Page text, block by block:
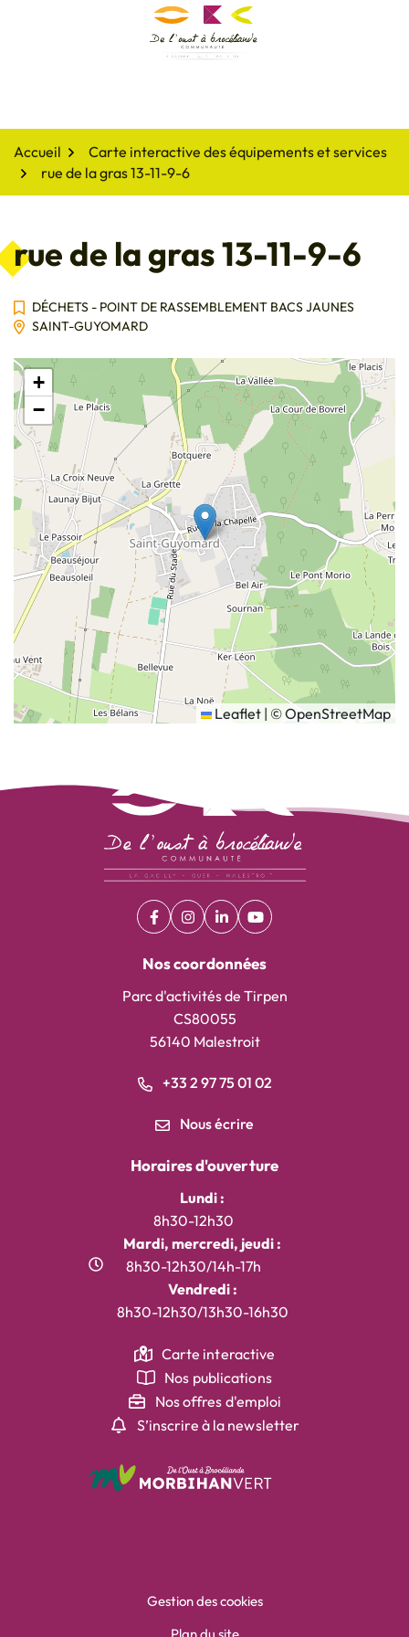
De l'oust à Brocéliande
Accueil
Carte interactive des équipements et services
rue de la gras 13-11-9-6
rue de la gras 13-11-9-6
DÉCHETS - POINT DE RASSEMBLEMENT BACS JAUNES
SAINT-GUYOMARD
+
−
Leaflet | ©OpenStreetMap
Facebook
(ouverture dans un nouvel onglet)
Instagram
(ouverture dans un nouvel onglet)
Linkedin
(ouverture dans un nouvel
YouTube
(ouverture dans un
Nos coordonnées
Parc d'activités de Tirpen
CS80055
56140 Malestroit
+33 2 97 75 01 02
Nous écrire
Horaires d'ouverture
Lundi :
8h30-12h30
Mardi, mercredi, jeudi :
8h30-12h30/14h-17h
Vendredi :
8h30-12h30/13h30-16h30
Carte interactive
Nos publications
Nos offres d'emploi
S’inscrire à la newsletter
Gestion des cookies